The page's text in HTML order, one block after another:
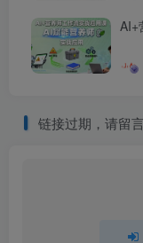
AI+
链接过期，请留